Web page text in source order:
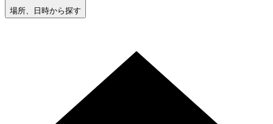
場所、日時から探す